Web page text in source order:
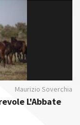
Maurizio Soverchia
L'Abbate